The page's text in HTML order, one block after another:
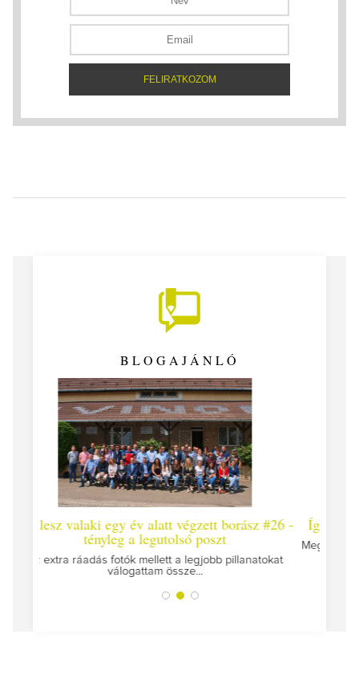
BLOGAJÁNLÓ
végzett borász #26 -
a legjobb pillanatokat
Így lesz valaki egy év alatt
Megírtuk a modulzáró vizsgákat, már
az utolsó...